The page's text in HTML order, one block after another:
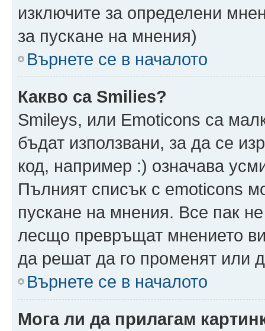
изключите за определени
за пускане на мнения)
Върнете се в началото
Какво са Smilies?
Smileys, или Emoticons са
бъдат използвани, за да се
код, например :) означава
Пълният списък с emoticons
пускане на мнения. Все пак
лесщо превръщат мнението
да решат да го променят или
Върнете се в началото
Мога ли да прилагам